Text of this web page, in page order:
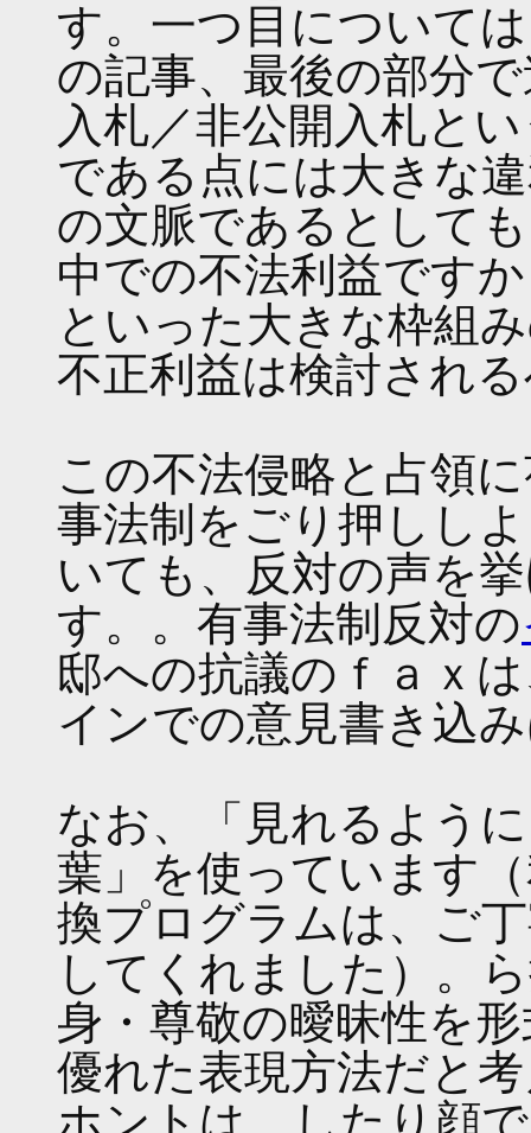
す。一つ目について
の記事、最後の部分
入札／非公開入札と
である点には大きな
の文脈であるとして
中での不法利益です
といった大きな枠組
不正利益は検討され
この不法侵略と占領
事法制をごり押しし
いても、反対の声を
す。。有事法制反対の
邸への抗議のｆａｘ
インでの意見書き込
なお、「見れるよう
葉」を使っています
換プログラムは、ご
してくれました）。
身・尊敬の曖昧性を
優れた表現方法だと
ホントは、したり顔